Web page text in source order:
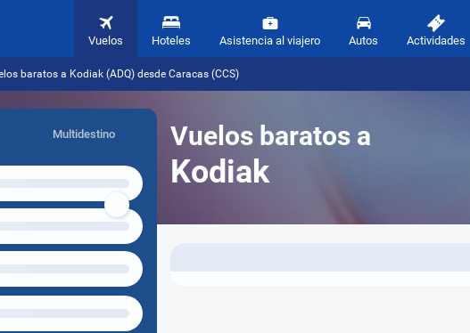
Vuelos Hoteles Asistencia al viajero Autos Actividades
baratos a Kodiak (ADQ) desde Caracas (CCS)
Vuelos baratos a
Kodiak
Multidestino